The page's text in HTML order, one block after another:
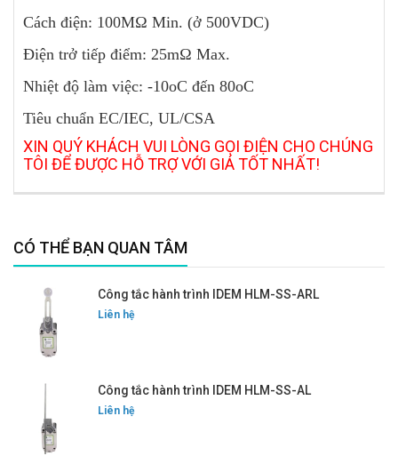
Cách điện: 100MΩ Min. (ở 500VDC)
Điện trở tiếp điểm: 25mΩ Max.
Nhiệt độ làm việc: -10oC đến 80oC
Tiêu chuẩn EC/IEC, UL/CSA
XIN QUÝ KHÁCH VUI LÒNG GỌI ĐIỆN CHO CHÚNG
TÔI ĐỂ ĐƯỢC HỖ TRỢ VỚI GIÁ TỐT NHẤT!
CÓ THỂ BẠN QUAN TÂM
Công tắc hành trình IDEM HLM-SS-ARL
Liên hệ
Công tắc hành trình IDEM HLM-SS-AL
Liên hệ